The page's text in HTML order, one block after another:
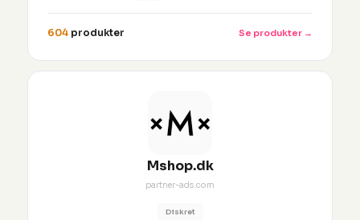
604 produkter Se produkter →
Mshop.dk
partner-ads.com
Diskret